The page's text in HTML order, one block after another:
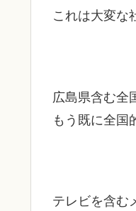
これは大変な
広島県含む全
もう既に全国
テレビを含む